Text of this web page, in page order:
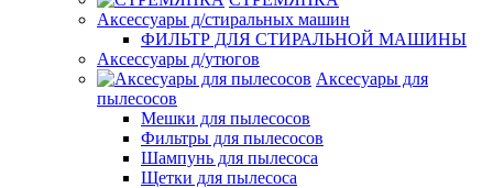
Аксессуары д/стиральных машин
ФИЛЬТР ДЛЯ СТИРАЛЬНОЙ МАШИНЫ
Аксессуары д/утюгов
Аксесуары для
пылесосов
Мешки для пылесосов
Фильтры для пылесосов
Шампунь для пылесоса
Щетки для пылесоса